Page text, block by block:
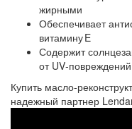
жирными
Обеспечивает
витамину E
Содержит
от UV‑повреждений
Купить масло-
надежный партнер